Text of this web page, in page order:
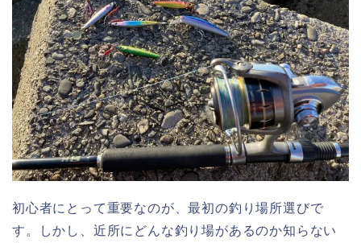
初心者にとって重要なのが、最初の釣り場所選びで
す。しかし、近所にどんな釣り場があるのか知らない